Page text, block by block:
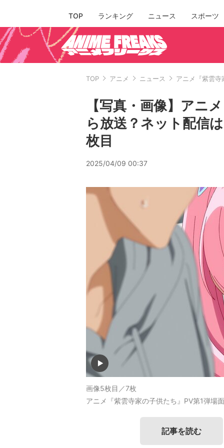
TOP ランキング ニュース スポーツ
TOP アニメ ニュース アニメ『紫雲
【写真・画像】アニ
ら放送？ネット配信
枚目
2025/04/09 00:37
画像5枚目／7枚
アニメ『紫雲寺家の子供たち』PV第1弾場
記事を読む